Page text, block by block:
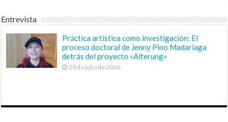
Entrevista
Práctica artística como investigación: El
proceso doctoral de Jenny Pino Madariaga
detrás del proyecto «Alterung»
29 de julio de 2026